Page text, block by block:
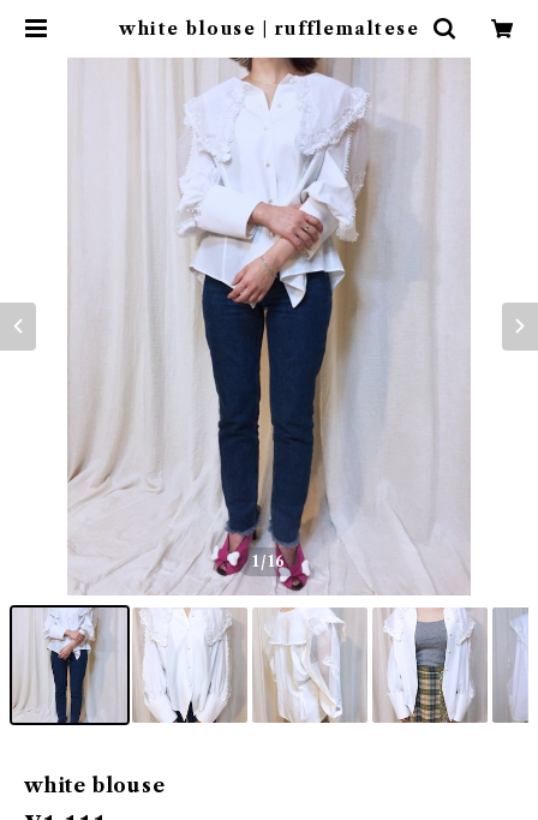
white blouse | rufflemaltese
1/16
white blouse